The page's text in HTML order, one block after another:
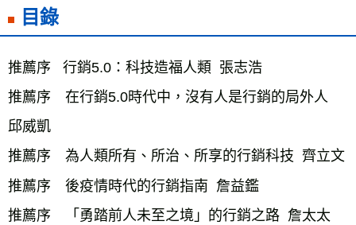
目錄
推薦序   行銷5.0：科技造福人類  張志浩
推薦序　在行銷5.0時代中，沒有人是行銷的局外人
邱威凱
推薦序　為人類所有、所治、所享的行銷科技  齊立文
推薦序　後疫情時代的行銷指南  詹益鑑
推薦序　「勇踏前人未至之境」的行銷之路  詹太太